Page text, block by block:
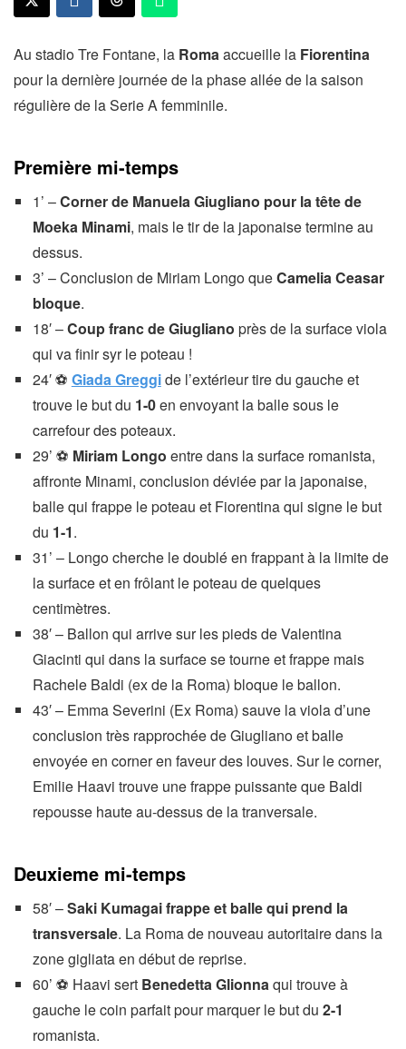
Au stadio Tre Fontane, la Romaaccueille la Fiorentina
pour la dernière journée de la phase allée de la saison
régulière de la Serie A femminile.
Première mi-temps
1’ –Corner de Manuela Giugliano pour la tête de
Moeka Minami, mais le tir de la japonaise termine au
dessus.
3’ – Conclusion de Miriam Longo queCamelia Ceasar
bloque.
18′ –Coup franc de Giugliano près de la surface viola
qui va finir syr le poteau !
24′ ⚽ Giada Greggide l’extérieur tire du gauche et
trouve le but du 1-0en envoyant la balle sous le
carrefour des poteaux.
29’ ⚽ Miriam Longo entre dans la surface romanista,
affronte Minami, conclusion déviée par la japonaise,
balle qui frappe le poteau et Fiorentina qui signe le but
du 1-1.
31’ – Longo cherche le doublé en frappant à la limite de
la surface et en frôlant le poteau de quelques
centimètres.
38′ – Ballon qui arrive sur les pieds de Valentina
Giacinti qui dans la surface se tourne et frappe mais
Rachele Baldi (ex de la Roma) bloque le ballon.
43′ – Emma Severini (Ex Roma) sauve la viola d’une
conclusion très rapprochée de Giugliano et balle
envoyée en corner en faveur des louves. Sur le corner,
Emilie Haavi trouve une frappe puissante que Baldi
repousse haute au-dessus de la tranversale.
Deuxieme mi-temps
58′ –Saki Kumagai frappe et balle qui prend la
transversale. La Roma de nouveau autoritaire dans la
zone gigliata en début de reprise.
60’ ⚽ Haavi sert Benedetta Glionnaqui trouve à
gauche le coin parfait pour marquer le but du 2-1
romanista.